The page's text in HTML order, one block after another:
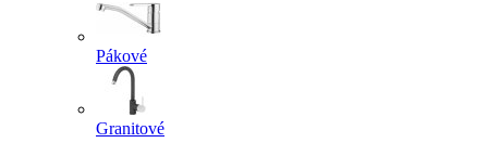
Pákové
Granitové